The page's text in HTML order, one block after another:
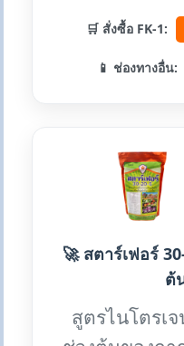
🛒 สั่งซื้อ FK-1:
📱 ช่องทางอื่น:
🚀 สตาร์เฟอร์
ต้
สูตรไนโตรเ